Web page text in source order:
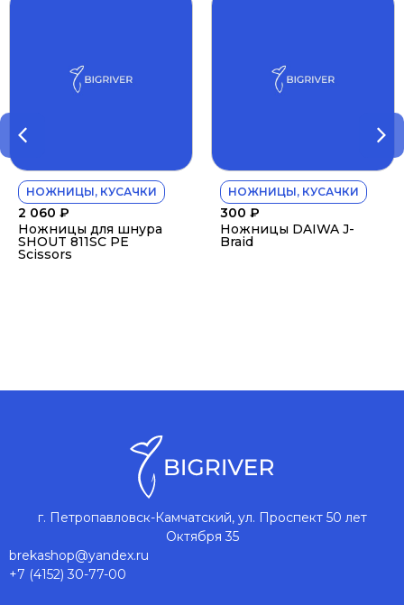
НОЖНИЦЫ, КУСАЧКИ
2 060 ₽
Ножницы для шнура
SHOUT 811SC PE
Scissors
НОЖНИЦЫ, КУСАЧКИ
300 ₽
Ножницы DAIWA J-
Braid
г. Петропавловск-Камчатский, ул. Проспект 50 лет
Октября 35
brekashop@yandex.ru
+7 (4152) 30-77-00